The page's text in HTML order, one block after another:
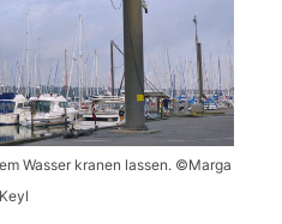
Wasser kranen lassen. ©Marga
Keyl